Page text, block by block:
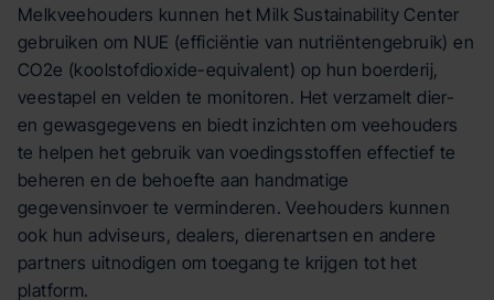
Melkveehouders kunnen het Milk Sustainability Center
gebruiken om NUE (efficiëntie van nutriëntengebruik) en
CO2e (koolstofdioxide-equivalent) op hun boerderij,
veestapel en velden te monitoren. Het verzamelt dier-
en gewasgegevens en biedt inzichten om veehouders
te helpen het gebruik van voedingsstoffen effectief te
beheren en de behoefte aan handmatige
gegevensinvoer te verminderen. Veehouders kunnen
ook hun adviseurs, dealers, dierenartsen en andere
partners uitnodigen om toegang te krijgen tot het
platform.